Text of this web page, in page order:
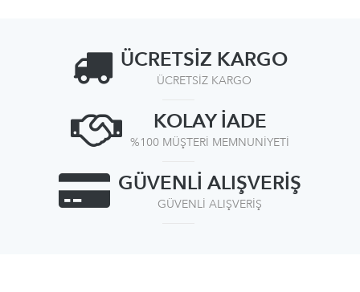
ÜCRETSİZ KARGO
ÜCRETSİZ KARGO
KOLAY İADE
%100 MÜŞTERİ MEMNUNİYETİ
GÜVENLİ ALIŞVERİŞ
GÜVENLİ ALIŞVERİŞ